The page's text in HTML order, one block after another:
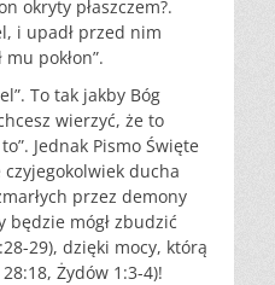
okryty płaszczem?.
i upadł przed nim
pokłon”.
To tak jakby Bóg
wierzyć, że to
Jednak Pismo Święte
czyjegokolwiek ducha
przez demony
będzie mógł zbudzić
29), dzięki mocy, którą
Żydów 1:3-4)!